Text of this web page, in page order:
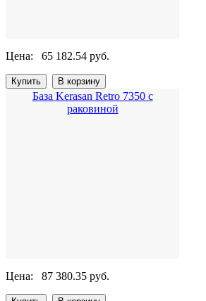
Цена: 65 182.54 руб.
База Kerasan Retro 7350 с
раковиной
Цена: 87 380.35 руб.